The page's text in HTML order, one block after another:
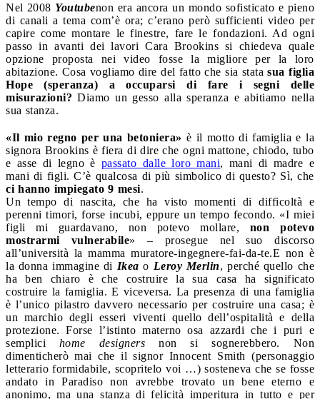
Nel 2008 Youtubenon era ancora un mondo sofisticato e pieno
di canali a tema com’è ora; c’erano però sufficienti video per
capire come montare le finestre, fare le fondazioni. Ad ogni
passo in avanti dei lavori Cara Brookins si chiedeva quale
opzione proposta nei video fosse la migliore per la loro
abitazione. Cosa vogliamo dire del fatto che sia statasua figlia
Hope (speranza) a occuparsi di fare i segni delle
misurazioni? Diamo un gesso alla speranza e abitiamo nella
sua stanza.
«Il mio regno per una betoniera» è il motto di famiglia e la
signora Brookins è fiera di dire che ogni mattone, chiodo, tubo
e asse di legno è passato dalle loro mani, mani di madre e
mani di figli. C’è qualcosa di più simbolico di questo? Sì, che
ci hanno impiegato 9 mesi.
Un tempo di nascita, che ha visto momenti di difficoltà e
perenni timori, forse incubi, eppure un tempo fecondo. «I miei
figli mi guardavano, non potevo mollare, non potevo
mostrarmi vulnerabile» – prosegue nel suo discorso
all’università la mamma muratore-ingegnere-fai-da-te.E non è
la donna immagine di Ikea o Leroy Merlin, perché quello che
ha ben chiaro è che costruire la sua casa ha significato
costruire la famiglia. E viceversa. La presenza di una famiglia
è l’unico pilastro davvero necessario per costruire una casa; è
un marchio degli esseri viventi quello dell’ospitalità e della
protezione. Forse l’istinto materno osa azzardi che i puri e
semplici home designers non si sognerebbero. Non
dimenticherò mai che il signor Innocent Smith (personaggio
letterario formidabile, scopritelo voi …) sosteneva che se fosse
andato in Paradiso non avrebbe trovato un bene eterno e
anonimo, ma una stanza di felicità imperitura in tutto e per